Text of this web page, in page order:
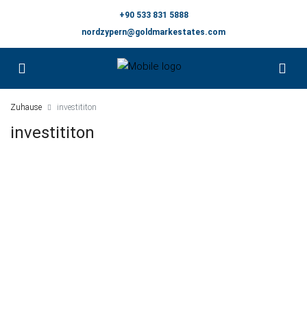
+90 533 831 5888
nordzypern@goldmarkestates.com
Zuhause investititon
investititon